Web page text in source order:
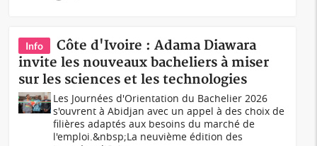
Info
Côte d'Ivoire : Adama Diawara
invite les nouveaux bacheliers à miser
sur les sciences et les technologies
Les Journées d'Orientation du Bachelier 2026
s'ouvrent à Abidjan avec un appel à des choix de
filières adaptés aux besoins du marché de
l'emploi.&nbsp;La neuvième édition des